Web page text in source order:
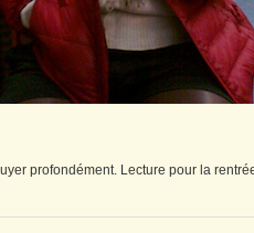
profondément. Lecture pour la